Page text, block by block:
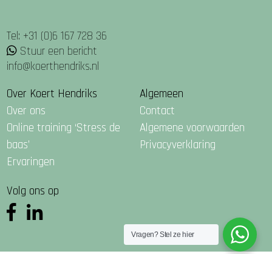
Tel: +31 (0)6 167 728 36
Stuur een bericht
info@koerthendriks.nl
Over Koert Hendriks
Over ons
Online training ‘Stress de
baas’
Ervaringen
Algemeen
Contact
Algemene voorwaarden
Privacyverklaring
Volg ons op
Vragen? Stel ze hier